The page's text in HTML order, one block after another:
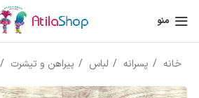
منو
خانه پسرانه لباس پیراهن و تیشرت